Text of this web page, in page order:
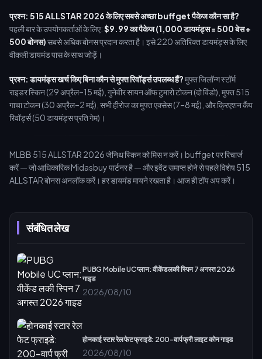
संबंधित लेख
PUBG Mobile UC प्लान: वीकेंड लकी स्पिन 7 अगस्त 2026
गाइड
2026/08/10
होनकाई स्टार रेल फेट फ्राइडे: 200-वार्प फ्री लाइट कोन गाइड
2026/08/10
प्रश्न: 515 ALLSTAR 2026 के लिए सबसे अच्छा buffget पैकेज कौन सा है?
पहली बार के उपयोगकर्ताओं के लिए:$9.99 का पैकेज (1,000 डायमंड्स = 500 बेस +
500 बोनस)सबसे अधिक बोनस प्रदान करता है। इसे 220 अतिरिक्त डायमंड्स के लिए
वीकली डायमंड पास के साथ जोड़ें।
प्रश्न: डायमंड्स खर्च किए बिना कौन से मुफ्त रिवॉर्ड्स उपलब्ध हैं?मुफ्त जिलॉन्ग स्टॉर्म
राइडर स्किन (29 अप्रैल–15 मई), गुनेवीर सायन ऑफ टुमारो टोकन (दो विंडो), मुफ्त 515
गाचा टोकन (30 अप्रैल–2 मई), सभी हीरोज का मुफ्त एक्सेस (7–8 मई), और क्रिएशन कैंप
रिवॉर्ड्स (50 डायमंड्स प्रति गेम)।
MLBB 515 ALLSTAR 2026 जेनिथ स्किन को मिस न करें। buffget पर रिचार्ज
करें — जो आधिकारिक Midasbuy पार्टनर है — और इवेंट समाप्त होने से पहले विशेष 515
ALLSTAR बोनस अनलॉक करें। हर डायमंड मायने रखता है। आज ही टॉप अप करें।